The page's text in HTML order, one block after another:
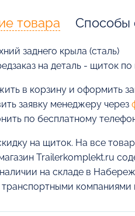
товара Способы
заднего крыла (сталь)
на деталь - щиток по
в корзину и оформить
заявку менеджеру через
по бесплатному
на щиток. На все
Trailerkomplekt.ru
на складе в
компаниями